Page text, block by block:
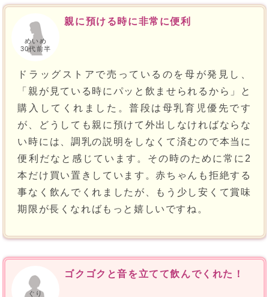
めいめ
30代前半
親に預ける時に非常に便利
ドラッグストアで売っているのを母が発見し、
「親が見ている時にパッと飲ませられるから」と
購入してくれました。普段は母乳育児優先です
が、どうしても親に預けて外出しなければならな
い時には、調乳の説明をしなくて済むので本当に
便利だなと感じています。その時のために常に2
本だけ買い置きしています。赤ちゃんも拒絶する
事なく飲んでくれましたが、もう少し安くて賞味
期限が長くなればもっと嬉しいですね。
ぐり
ゴクゴクと音を立てて飲んでくれた！